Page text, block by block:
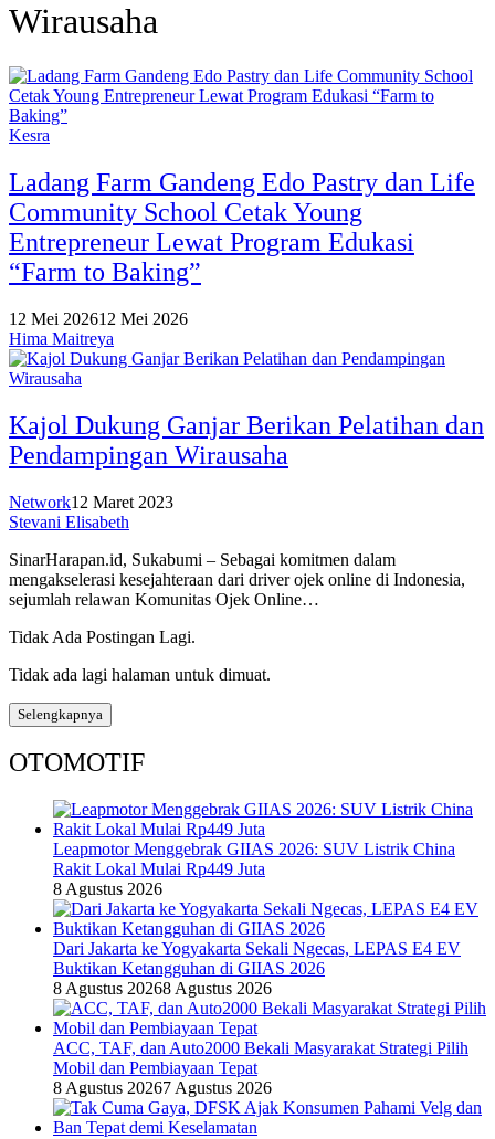
Wirausaha
Kesra
Ladang Farm Gandeng Edo Pastry dan Life
Community School Cetak Young
Entrepreneur Lewat Program Edukasi
“Farm to Baking”
12 Mei 202612 Mei 2026
Hima Maitreya
Kajol Dukung Ganjar Berikan Pelatihan dan
Pendampingan Wirausaha
Network12 Maret 2023
Stevani Elisabeth
SinarHarapan.id, Sukabumi – Sebagai komitmen dalam
mengakselerasi kesejahteraan dari driver ojek online di Indonesia,
sejumlah relawan Komunitas Ojek Online…
Tidak Ada Postingan Lagi.
Tidak ada lagi halaman untuk dimuat.
Selengkapnya
OTOMOTIF
Leapmotor Menggebrak GIIAS 2026: SUV Listrik China
Rakit Lokal Mulai Rp449 Juta
8 Agustus 2026
Dari Jakarta ke Yogyakarta Sekali Ngecas, LEPAS E4 EV
Buktikan Ketangguhan di GIIAS 2026
8 Agustus 20268 Agustus 2026
ACC, TAF, dan Auto2000 Bekali Masyarakat Strategi Pilih
Mobil dan Pembiayaan Tepat
8 Agustus 20267 Agustus 2026